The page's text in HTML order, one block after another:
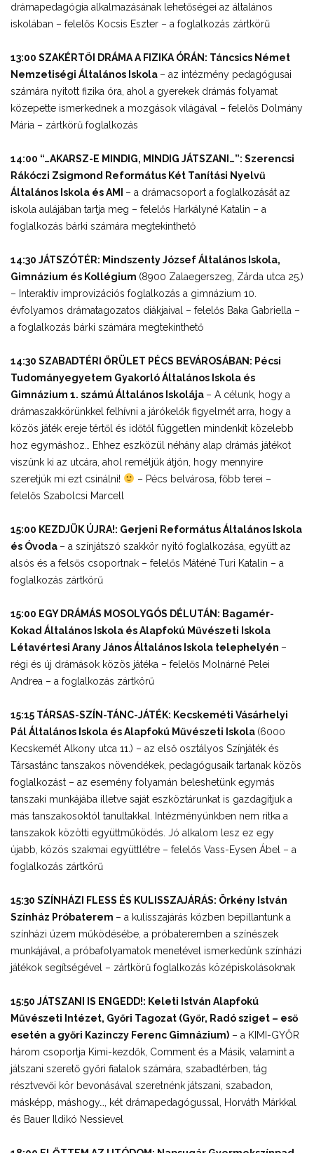
drámapedagógia alkalmazásának lehetőségei az általános
iskolában – felelős Kocsis Eszter – a foglalkozás zártkörű
13:00 SZAKÉRTŐI DRÁMA A FIZIKA ÓRÁN: Táncsics Német
Nemzetiségi Általános Iskola – az intézmény pedagógusai
számára nyitott fizika óra, ahol a gyerekek drámás folyamat
közepette ismerkednek a mozgások világával – felelős Dolmány
Mária – zártkörű foglalkozás
14:00 “…AKARSZ-E MINDIG, MINDIG JÁTSZANI…”: Szerencsi
Rákóczi Zsigmond Református Két Tanítási Nyelvű
Általános Iskola és AMI – a drámacsoport a foglalkozását az
iskola aulájában tartja meg – felelős Harkályné Katalin – a
foglalkozás bárki számára megtekinthető
14:30 JÁTSZÓTÉR: Mindszenty József Általános Iskola,
Gimnázium és Kollégium (8900 Zalaegerszeg, Zárda utca 25.)
– Interaktív improvizációs foglalkozás a gimnázium 10.
évfolyamos drámatagozatos diákjaival – felelős Baka Gabriella –
a foglalkozás bárki számára megtekinthető
14:30 SZABADTÉRI ŐRÜLET PÉCS BEVÁROSÁBAN: Pécsi
Tudományegyetem Gyakorló Általános Iskola és
Gimnázium 1. számú Általános Iskolája – A célunk, hogy a
drámaszakkörünkkel felhívni a járókelők figyelmét arra, hogy a
közös játék ereje tértől és időtől független mindenkit közelebb
hoz egymáshoz… Ehhez eszközül néhány alap drámás játékot
viszünk ki az utcára, ahol reméljük átjön, hogy mennyire
szeretjük mi ezt csinálni!
– Pécs belvárosa, főbb terei –
felelős Szabolcsi Marcell
15:00 KEZDJÜK ÚJRA!: Gerjeni Református Általános Iskola
és Óvoda – a színjátszó szakkör nyitó foglalkozása, együtt az
alsós és a felsős csoportnak – felelős Máténé Turi Katalin – a
foglalkozás zártkörű
15:00 EGY DRÁMÁS MOSOLYGÓS DÉLUTÁN: Bagamér-
Kokad Általános Iskola és Alapfokú Művészeti Iskola
Létavértesi Arany János Általános Iskola telephelyén –
régi és új drámások közös játéka – felelős Molnárné Pelei
Andrea – a foglalkozás zártkörű
15:15 TÁRSAS-SZÍN-TÁNC-JÁTÉK: Kecskeméti Vásárhelyi
Pál Általános Iskola és Alapfokú Művészeti Iskola (6000
Kecskemét Alkony utca 11.) – az első osztályos Színjáték és
Társastánc tanszakos növendékek, pedagógusaik tartanak közös
foglalkozást – az esemény folyamán beleshetünk egymás
tanszaki munkájába illetve saját eszköztárunkat is gazdagítjuk a
más tanszakosoktól tanultakkal. Intézményünkben nem ritka a
tanszakok közötti együttműködés. Jó alkalom lesz ez egy
újabb, közös szakmai együttlétre – felelős Vass-Eysen Ábel – a
foglalkozás zártkörű
15:30 SZÍNHÁZI FLESS ÉS KULISSZAJÁRÁS: Örkény István
Színház Próbaterem – a kulisszajárás közben bepillantunk a
színházi üzem működésébe, a próbateremben a színészek
munkájával, a próbafolyamatok menetével ismerkedünk színházi
játékok segítségével – zártkörű foglalkozás középiskolásoknak
15:50 JÁTSZANI IS ENGEDD!: Keleti István Alapfokú
Művészeti Intézet, Győri Tagozat (Győr, Radó sziget – eső
esetén a győri Kazinczy Ferenc Gimnázium) – a KIMI-GYŐR
három csoportja Kimi-kezdők, Comment és a Másik, valamint a
játszani szerető győri fiatalok számára, szabadtérben, tág
résztvevői kör bevonásával szeretnénk játszani, szabadon,
másképp, máshogy…, két drámapedagógussal, Horváth Márkkal
és Bauer Ildikó Nessievel